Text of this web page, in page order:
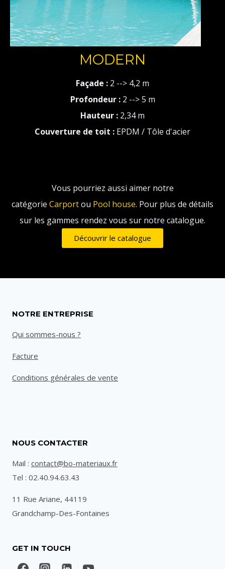
MODERN
Façade : 2 --> 4,2 m
Profondeur : 2 --> 5 m
Hauteur : 2,34 m
Couverture de toit : EPDM / Tôle d'acier
Vous pourriez aussi aimer notre
catégorie Carportou Pool house. Pour plus de détails
sur les gammes rendez vous sur notre catalogue.
Découvrir le catalogue
NOTRE ENTREPRISE
Qui sommes-nous ?
Facture
Conditions générales de vente
NOUS CONTACTER
Mail : contact@bo-materiaux.fr
Tel : 02.40.94.63.43
11 Rue Ariane, 44119
Grandchamp-Des-Fontaines
GET IN TOUCH